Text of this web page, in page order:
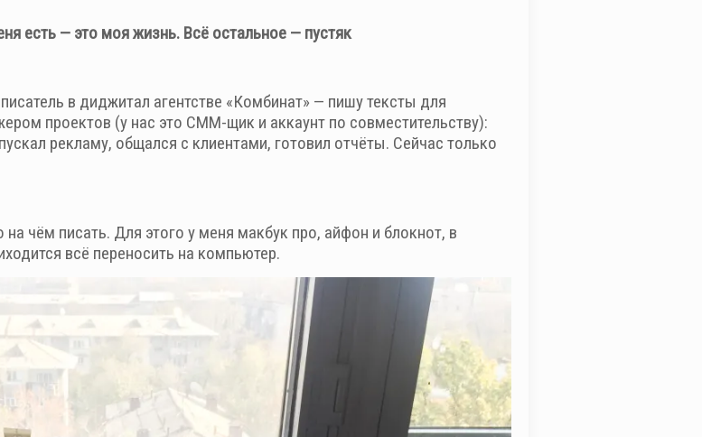
есть — это моя жизнь. Всё остальное — пустяк
в диджитал агентстве «Комбинат» — пишу тексты для
проектов (у нас это СММ-щик и аккаунт по совместительству):
рекламу, общался с клиентами, готовил отчёты. Сейчас только
чём писать. Для этого у меня макбук про, айфон и блокнот, в
всё переносить на компьютер.